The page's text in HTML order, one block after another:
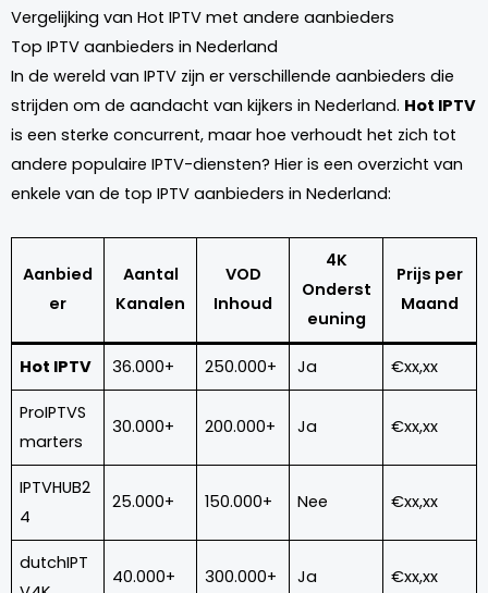
Vergelijking van Hot IPTV met andere aanbieders
Top IPTV aanbieders in Nederland
In de wereld van IPTV zijn er verschillende aanbieders die
strijden om de aandacht van kijkers in Nederland. Hot IPTV
is een sterke concurrent, maar hoe verhoudt het zich tot
andere populaire IPTV-diensten? Hier is een overzicht van
enkele van de top IPTV aanbieders in Nederland:
Aanbied
er
Aantal
Kanalen
VOD
Inhoud
4K
Onderst
euning
Prijs per
Maand
Hot IPTV 36.000+ 250.000+ Ja €xx,xx
ProIPTVS
marters
30.000+ 200.000+ Ja €xx,xx
IPTVHUB2
4
25.000+ 150.000+ Nee €xx,xx
dutchIPT
40.000+ 300.000+ Ja €xx,xx